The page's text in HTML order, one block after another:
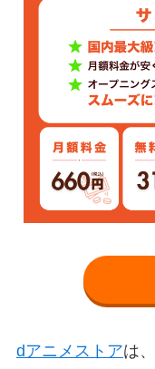
dアニメストアは、